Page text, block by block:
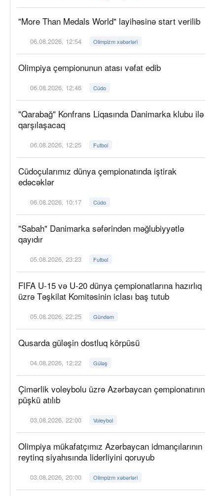
"More Than Medals World" layihəsinə start verilib
06.08.2026, 12:54 Olimpizm xəbərləri
Olimpiya çempionunun atası vəfat edib
06.08.2026, 12:46 Cüdo
"Qarabağ" Konfrans Liqasında Danimarka klubu ilə
qarşılaşacaq
06.08.2026, 12:25 Futbol
Cüdoçularımız dünya çempionatında iştirak
edəcəklər
06.08.2026, 10:17 Cüdo
"Sabah" Danimarka səfərindən məğlubiyyətlə
qayıdır
05.08.2026, 23:23 Futbol
FIFA U-15 və U-20 dünya çempionatlarına hazırlıq
üzrə Təşkilat Komitəsinin iclası baş tutub
05.08.2026, 22:25 Gündəm
Qusarda güləşin dostluq körpüsü
04.08.2026, 12:22 Güləş
Çimərlik voleybolu üzrə Azərbaycan çempionatının
püşkü atılıb
03.08.2026, 22:00 Voleybol
Olimpiya mükafatçımız Azərbaycan idmançılarının
reytinq siyahısında liderliyini qoruyub
03.08.2026, 20:00 Olimpizm xəbərləri